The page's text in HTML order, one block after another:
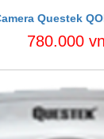
Questek
780.000